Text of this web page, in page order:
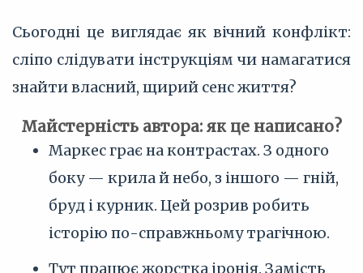
Сьогодні це виглядає як вічний конфлікт:
сліпо слідувати інструкціям чи намагатися
знайти власний, щирий сенс життя?
Майстерність автора: як це написано?
Маркес грає на контрастах. З одного
боку — крила й небо, з іншого — гній,
бруд і курник. Цей розрив робить
історію по-справжньому трагічною.
Тут працює жорстка іронія. Замість